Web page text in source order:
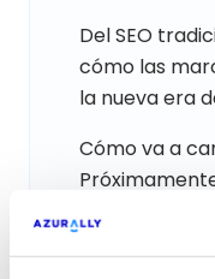
Del SEO
cómo las
la nueva era
Cómo va a
¿Está tu web
Friendly? Así